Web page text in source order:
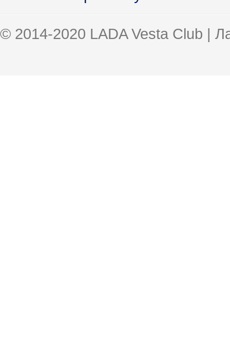
© 2014-2020 LADA Vesta Club |